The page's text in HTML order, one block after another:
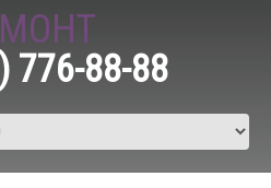
776-88-88